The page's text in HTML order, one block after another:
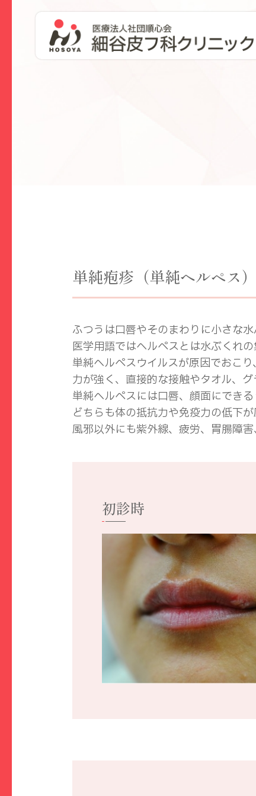
単純疱疹（単純ヘルペス）
ふつうは口唇やそのまわりに小さな
医学用語ではヘルペスとは水ぶくれの
単純ヘルペスウイルスが原因でおこ
力が強く、直接的な接触やタオル、グ
単純ヘルペスには口唇、顔面にでき
どちらも体の抵抗力や免疫力の低下
風邪以外にも紫外線、疲労、胃腸障
初診時